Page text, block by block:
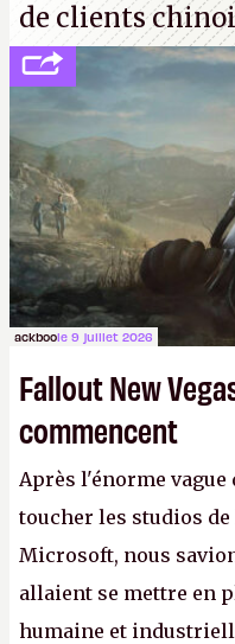
de clients
ackboole 9 juillet 2026
Fallout New
commencent
Après l'énorme
toucher les studios
Microsoft, nous
allaient se mettre en
humaine et